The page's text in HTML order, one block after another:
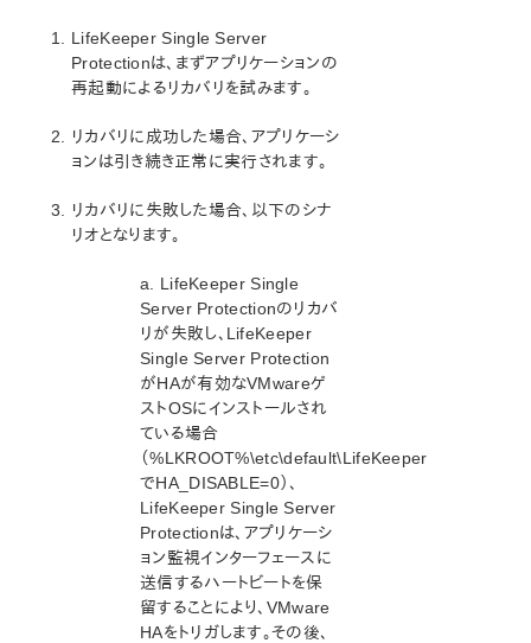
ポートマトリックス
LifeKeeper Single Server Protection for Windows
LifeKeeper Single Server Protection for Windows
テクニカルドキュメンテーション
ドキュメンテーションについて
VMware HA との統合
LifeKeeper Single Server ProtectionとVMware HAの
統合を有効にする
VMware HAの障害検出の有効化とリカバリシナリオ
VMware HAを使用したLifeKeeper Single Server
Protectionハートビート
LifeKeeper Single Server Protection で保護されてい
るシステムのメンテナンス
アプリケーションリカバリーキット
プロダクトライフサイクル
PDFでダウンロード
LifeKeeper Single Server
Protectionは、まずアプリケーションの
再起動によるリカバリを試みます。
リカバリに成功した場合、アプリケーシ
ョンは引き続き正常に実行されます。
リカバリに失敗した場合、以下のシナ
リオとなります。
a. LifeKeeper Single
Server Protectionのリカバ
リが失敗し、LifeKeeper
Single Server Protection
がHAが有効なVMwareゲ
ストOSにインストールされ
ている場合
（%LKROOT%\etc\default\LifeKeeper
でHA_DISABLE=0）、
LifeKeeper Single Server
Protectionは、アプリケーシ
ョン監視インターフェースに
送信するハートビートを保
留することにより、VMware
HAをトリガします。その後、